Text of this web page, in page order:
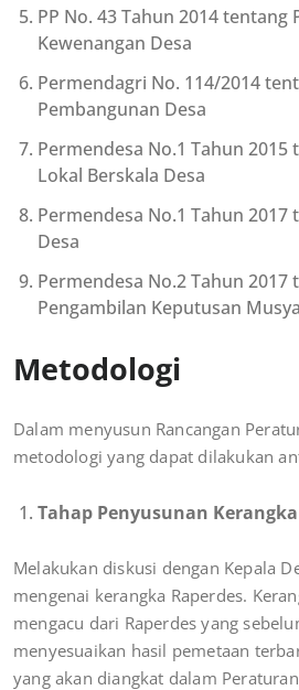
PP No. 43 Tahun 2014 tentang
Kewenangan Desa
Permendagri No. 114/2014
Pembangunan Desa
Permendesa No.1 Tahun 2015
Lokal Berskala Desa
Permendesa No.1 Tahun 2017
Desa
Permendesa No.2 Tahun 2017
Pengambilan Keputusan
Metodologi
Dalam menyusun Rancangan
metodologi yang dapat dilakukan
Tahap Penyusunan
Melakukan diskusi dengan Kepala
mengenai kerangka Raperdes.
mengacu dari Raperdes yang
menyesuaikan hasil pemetaan
yang akan diangkat dalam